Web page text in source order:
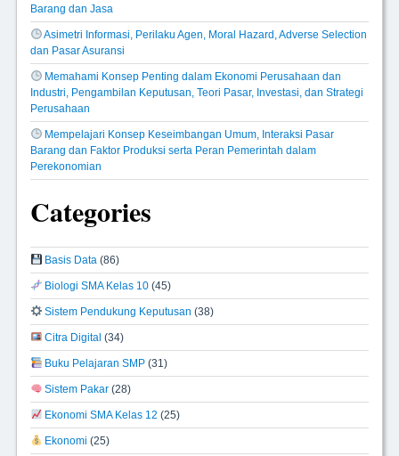
Barang dan Jasa
Asimetri Informasi, Perilaku Agen, Moral Hazard, Adverse Selection
dan Pasar Asuransi
Memahami Konsep Penting dalam Ekonomi Perusahaan dan
Industri, Pengambilan Keputusan, Teori Pasar, Investasi, dan Strategi
Perusahaan
Mempelajari Konsep Keseimbangan Umum, Interaksi Pasar
Barang dan Faktor Produksi serta Peran Pemerintah dalam
Perekonomian
Categories
Basis Data (86)
Biologi SMA Kelas 10 (45)
Sistem Pendukung Keputusan (38)
Citra Digital (34)
Buku Pelajaran SMP (31)
Sistem Pakar (28)
Ekonomi SMA Kelas 12 (25)
Ekonomi (25)